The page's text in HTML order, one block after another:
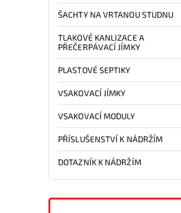
ŠACHTY NA VRTANOU STUDNU
TLAKOVÉ KANLIZACE A
PŘEČERPÁVACÍ JÍMKY
PLASTOVÉ SEPTIKY
VSAKOVACÍ JÍMKY
VSAKOVACÍ MODULY
PŘÍSLUŠENSTVÍ K NÁDRŽÍM
DOTAZNÍK K NÁDRŽÍM